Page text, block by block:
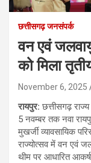
छत्तीसगढ़ जनसंपर्क
वन एवं जलवायु
को मिला
November 6, 2025
रायपुर:छत्तीसगढ़
5 नवम्बर तक नवा
मुखर्जी व्यावसायिक
राज्योत्सव में वन एवं
थीम पर आधारित